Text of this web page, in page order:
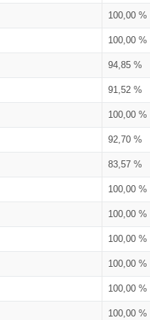
100,00 %
100,00 %
94,85 %
91,52 %
100,00 %
92,70 %
83,57 %
100,00 %
100,00 %
100,00 %
100,00 %
100,00 %
100,00 %